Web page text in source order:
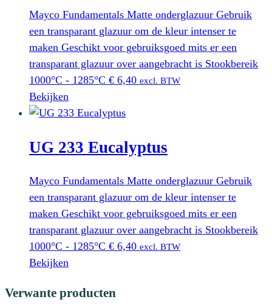
Mayco Fundamentals Matte onderglazuur Gebruik
een transparant glazuur om de kleur intenser te
maken Geschikt voor gebruiksgoed mits er een
transparant glazuur over aangebracht is Stookbereik
1000°C - 1285°C € 6,40 excl. BTW
Bekijken
UG 233 Eucalyptus
Mayco Fundamentals Matte onderglazuur Gebruik
een transparant glazuur om de kleur intenser te
maken Geschikt voor gebruiksgoed mits er een
transparant glazuur over aangebracht is Stookbereik
1000°C - 1285°C € 6,40 excl. BTW
Bekijken
Verwante producten